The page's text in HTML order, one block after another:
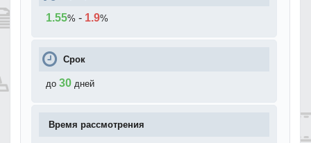
1.55% - 1.9%
Срок
до 30 дней
Время рассмотрения